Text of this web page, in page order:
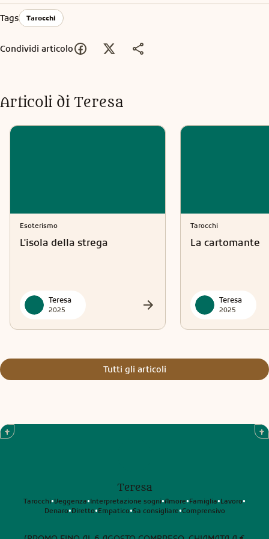
Tags Tarocchi
Condividi articolo
Articoli di Teresa
Esoterismo
L'isola della strega
Teresa
2025
Tarocchi
La cartomante
Teresa
2025
Tutti gli articoli
Teresa
Tarocchi•Veggenza•Interpretazione sogni•Amore•Famiglia•Lavoro•
Denaro•Diretto•Empatico•Sa consigliare•Comprensivo